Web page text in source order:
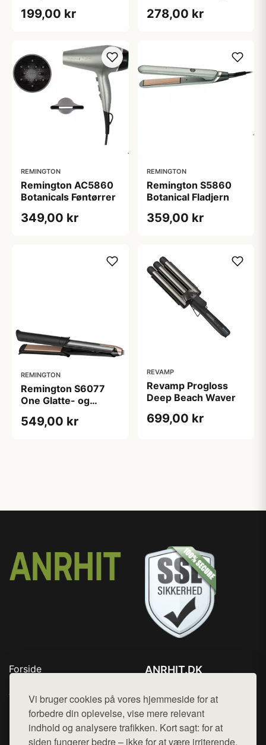
Vi bruger cookies på vores hjemmeside for at
forbedre din oplevelse, vise mere relevant
indhold og analysere trafikken. Kort sagt: for at
siden fungerer bedre – ikke for at være irriterende.
199,00 kr 278,00 kr
REMINGTON
Remington AC5860
Botanicals Føntørrer
349,00 kr
REMINGTON
Remington S5860
Botanical Fladjern
359,00 kr
REMINGTON
Remington S6077
One Glatte- og
549,00 kr
REVAMP
Revamp Progloss
Deep Beach Waver
699,00 kr
Forside
Top Rabatter
Blog
Kontakt
ANRHIT.DK
Mail: hej@want.dk
Cookie- og privatlivspolitik